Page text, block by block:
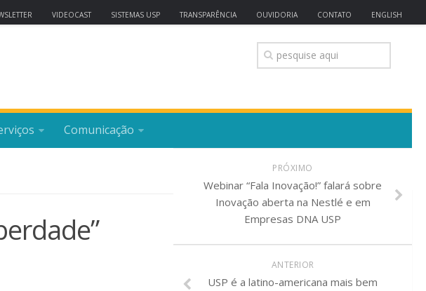
VIDEOCAST SISTEMAS USP TRANSPARÊNCIA OUVIDORIA CONTATO ENGLISH
Comunicação
PRÓXIMO
Webinar “Fala Inovação!” falará sobre
Inovação aberta na Nestlé e em
Empresas DNA USP
ANTERIOR
USP é a latino-americana mais bem